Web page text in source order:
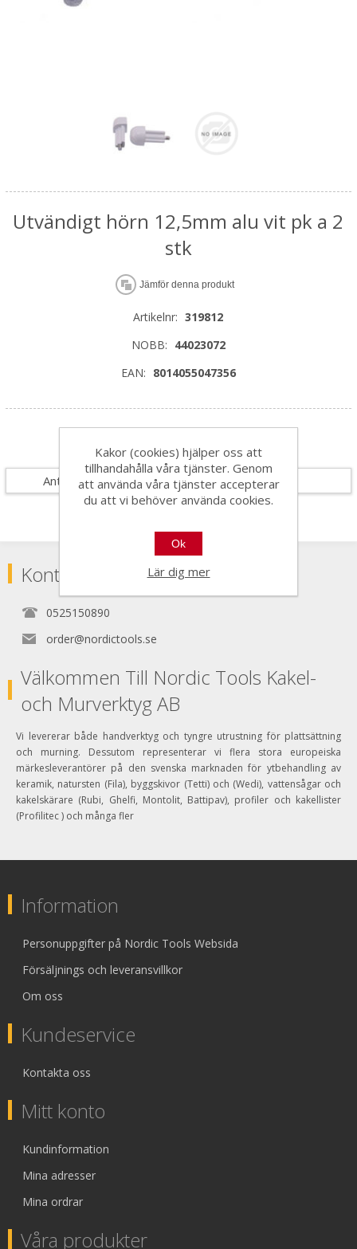
Utvändigt hörn 12,5mm alu vit pk a 2
stk
Jämför denna produkt
Artikelnr: 319812
NOBB: 44023072
EAN: 8014055047356
Specifikationer
Antal i förpackning 1
Kontakta
0525150890
order@nordictools.se
Välkommen Till Nordic Tools Kakel-
och Murverktyg AB
Vi levererar både handverktyg och tyngre utrustning för plattsättning
och murning. Dessutom representerar vi flera stora europeiska
märkesleverantörer på den svenska marknaden för ytbehandling av
keramik, natursten (Fila), byggskivor (Tetti) och (Wedi), vattensågar och
kakelskärare (Rubi, Ghelfi, Montolit, Battipav), profiler och kakellister
(Profilitec ) och många fler
Information
Personuppgifter på Nordic Tools Websida
Försäljnings och leveransvillkor
Om oss
Kundeservice
Kontakta oss
Mitt konto
Kundinformation
Mina adresser
Mina ordrar
Våra produkter
Kakor (cookies) hjälper oss att
tillhandahålla våra tjänster. Genom
att använda våra tjänster accepterar
du att vi behöver använda cookies.
Ok
Lär dig mer